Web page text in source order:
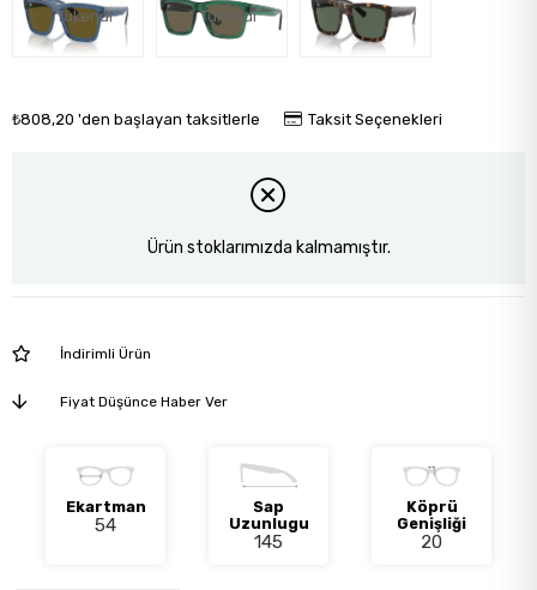
Tükendi Tükendi
₺808,20 'den başlayan taksitlerle Taksit Seçenekleri
Ürün stoklarımızda kalmamıştır.
İndirimli Ürün
Fiyat Düşünce Haber Ver
Ekartman
54
Sap
Uzunlugu
145
Köprü
Genişliği
20